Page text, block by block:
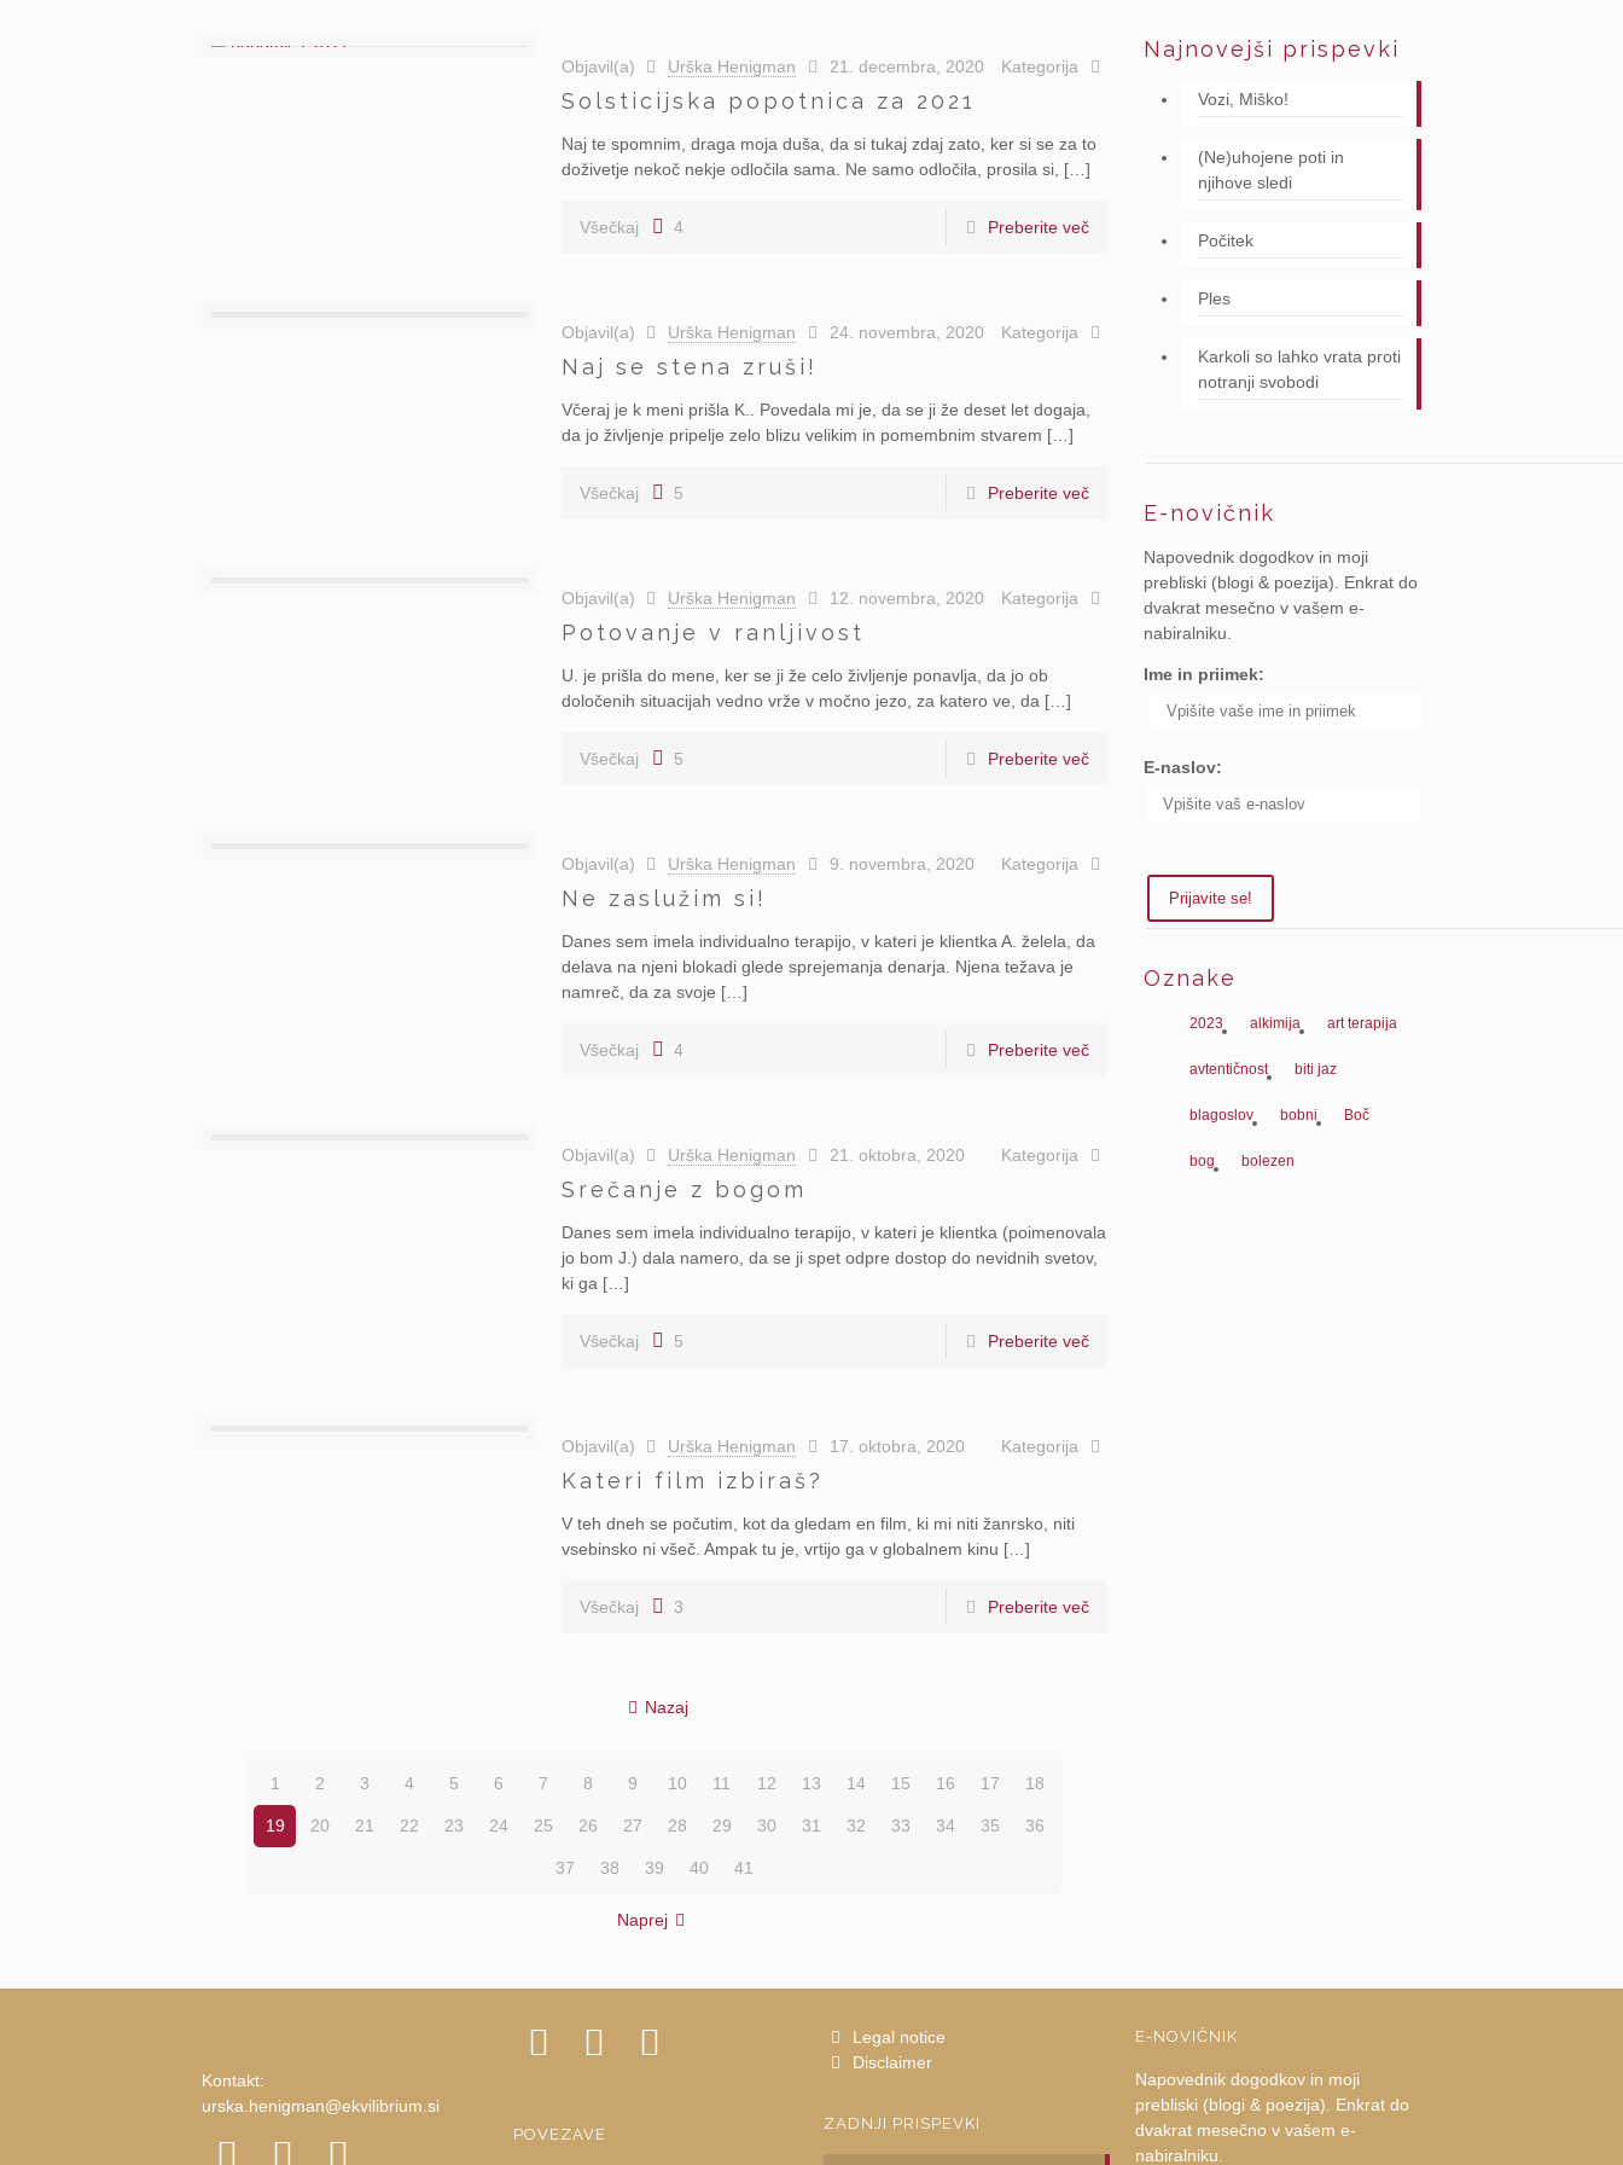
Objavil(a) Urška Henigman 21. decembra, 2020 Kategorija
Solsticijska popotnica za 2021
Naj te spomnim, draga moja duša, da si tukaj zdaj zato, ker si se za to
doživetje nekoč nekje odločila sama. Ne samo odločila, prosila si, […]
Všečkaj 4 Preberite več
Objavil(a) Urška Henigman 24. novembra, 2020 Kategorija
Naj se stena zruši!
Včeraj je k meni prišla K.. Povedala mi je, da se ji že deset let dogaja,
da jo življenje pripelje zelo blizu velikim in pomembnim stvarem […]
Všečkaj 5 Preberite več
Objavil(a) Urška Henigman 12. novembra, 2020 Kategorija
Potovanje v ranljivost
U. je prišla do mene, ker se ji že celo življenje ponavlja, da jo ob
določenih situacijah vedno vrže v močno jezo, za katero ve, da […]
Všečkaj 5 Preberite več
Objavil(a) Urška Henigman 9. novembra, 2020 Kategorija
Ne zaslužim si!
Danes sem imela individualno terapijo, v kateri je klientka A. želela, da
delava na njeni blokadi glede sprejemanja denarja. Njena težava je
namreč, da za svoje […]
Všečkaj 4 Preberite več
Objavil(a) Urška Henigman 21. oktobra, 2020 Kategorija
Srečanje z bogom
Danes sem imela individualno terapijo, v kateri je klientka (poimenovala
jo bom J.) dala namero, da se ji spet odpre dostop do nevidnih svetov,
ki ga […]
Všečkaj 5 Preberite več
Objavil(a) Urška Henigman 17. oktobra, 2020 Kategorija
Kateri film izbiraš?
V teh dneh se počutim, kot da gledam en film, ki mi niti žanrsko, niti
vsebinsko ni všeč. Ampak tu je, vrtijo ga v globalnem kinu […]
Všečkaj 3 Preberite več
Nazaj
1 2 3 4 5 6 7 8 9 10 11 12 13 14 15 16 17 18
19 20 21 22 23 24 25 26 27 28 29 30 31 32 33 34 35 36
37 38 39 40 41
Naprej
Najnovejši prispevki
Vozi, Miško!
(Ne)uhojene poti in
njihove sledi
Počitek
Ples
Karkoli so lahko vrata proti
notranji svobodi
E-novičnik
Napovednik dogodkov in moji
prebliski (blogi & poezija). Enkrat do
dvakrat mesečno v vašem e-
nabiralniku.
Ime in priimek:
E-naslov:
Oznake
2023 alkimija art terapija
avtentičnost biti jaz
blagoslov bobni Boč
bog bolezen
Kontakt:
urska.henigman@ekvilibrium.si
POVEZAVE
Legal notice
Disclaimer
ZADNJI PRISPEVKI
E-NOVIČNIK
Napovednik dogodkov in moji
prebliski (blogi & poezija). Enkrat do
dvakrat mesečno v vašem e-
nabiralniku.